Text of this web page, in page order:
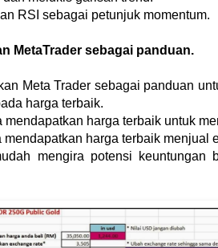
RSI sebagai petunjuk momentum.
MetaTrader sebagai panduan.
Meta Trader sebagai panduan
harga terbaik.
mendapatkan harga terbaik untuk
mendapatkan harga terbaik menjual
mengira potensi keuntungan